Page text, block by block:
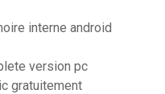
interne android
version pc
gratuitement